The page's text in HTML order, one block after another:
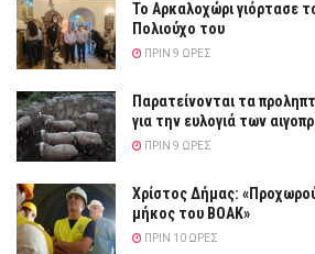
Το Αρκαλοχώρι γιόρτασε
Πολιούχο του
ΠΡΙΝ 9 ΏΡΕΣ
Παρατείνονται τα
για την ευλογιά των
ΠΡΙΝ 9 ΏΡΕΣ
Χρίστος Δήμας:
μήκος του ΒΟΑΚ»
ΠΡΙΝ 10 ΏΡΕΣ